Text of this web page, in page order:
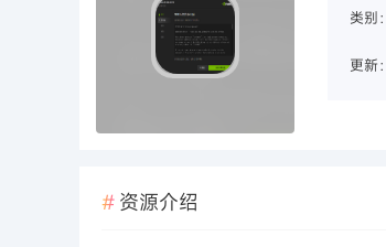
类别：
更新
资源介绍